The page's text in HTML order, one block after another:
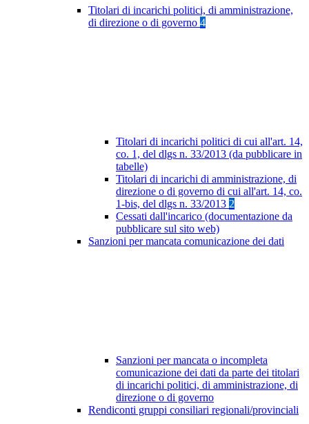
Titolari di incarichi politici, di amministrazione,
di direzione o di governo 4
Titolari di incarichi politici di cui all'art. 14,
co. 1, del dlgs n. 33/2013 (da pubblicare in
tabelle)
Titolari di incarichi di amministrazione, di
direzione o di governo di cui all'art. 14, co.
1-bis, del dlgs n. 33/2013 2
Cessati dall'incarico (documentazione da
pubblicare sul sito web)
Sanzioni per mancata comunicazione dei dati
Sanzioni per mancata o incompleta
comunicazione dei dati da parte dei titolari
di incarichi politici, di amministrazione, di
direzione o di governo
Rendiconti gruppi consiliari regionali/provinciali